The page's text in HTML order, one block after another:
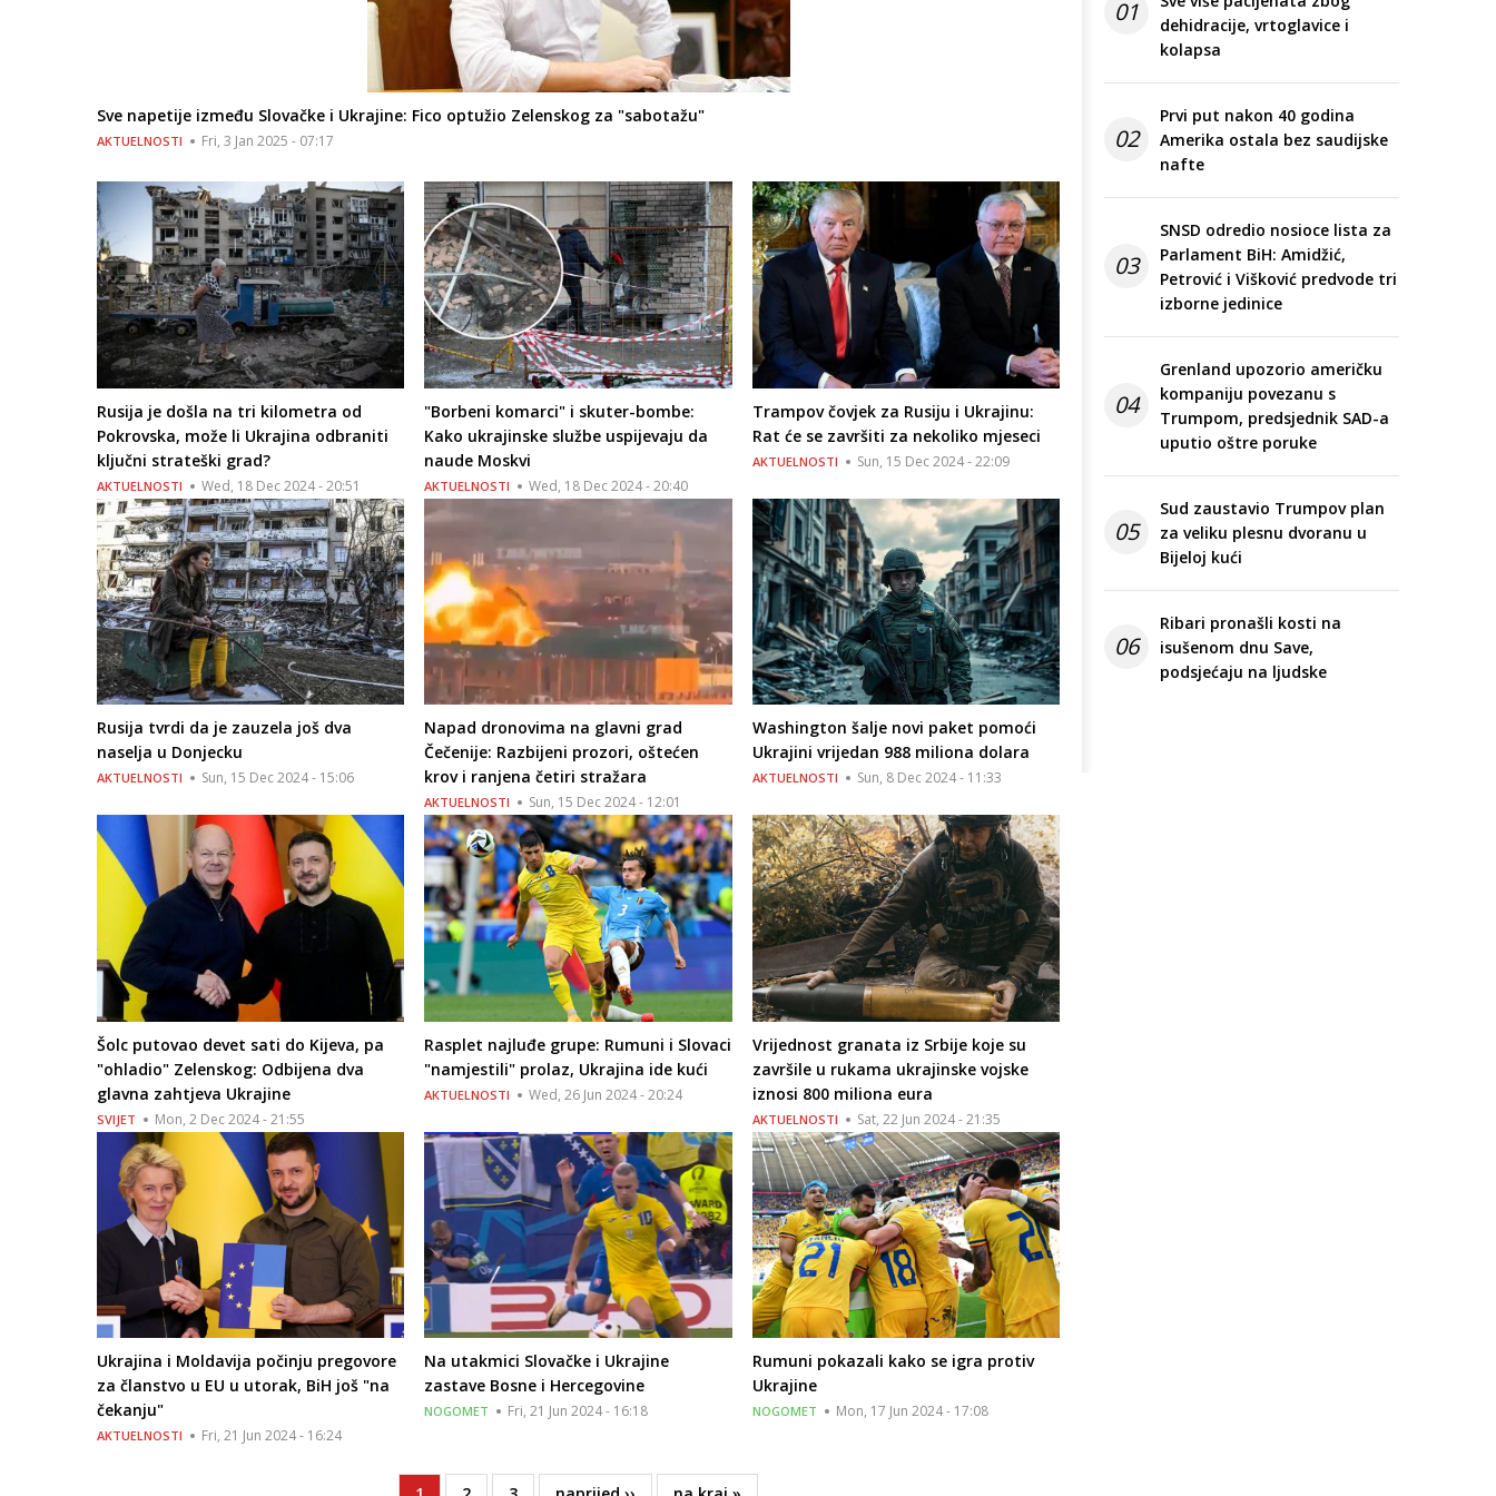
Sve napetije između Slovačke i Ukrajine: Fico optužio Zelenskog za "sabotažu"
AKTUELNOSTI Fri, 3 Jan 2025 - 07:17
Rusija je došla na tri kilometra od
Pokrovska, može li Ukrajina odbraniti
ključni strateški grad?
AKTUELNOSTI Wed, 18 Dec 2024 - 20:51
"Borbeni komarci" i skuter-bombe:
Kako ukrajinske službe uspijevaju da
naude Moskvi
AKTUELNOSTI Wed, 18 Dec 2024 - 20:40
Trampov čovjek za Rusiju i Ukrajinu:
Rat će se završiti za nekoliko mjeseci
AKTUELNOSTI Sun, 15 Dec 2024 - 22:09
Rusija tvrdi da je zauzela još dva
naselja u Donjecku
AKTUELNOSTI Sun, 15 Dec 2024 - 15:06
Napad dronovima na glavni grad
Čečenije: Razbijeni prozori, oštećen
krov i ranjena četiri stražara
AKTUELNOSTI Sun, 15 Dec 2024 - 12:01
Washington šalje novi paket pomoći
Ukrajini vrijedan 988 miliona dolara
AKTUELNOSTI Sun, 8 Dec 2024 - 11:33
Šolc putovao devet sati do Kijeva, pa
"ohladio" Zelenskog: Odbijena dva
glavna zahtjeva Ukrajine
SVIJET Mon, 2 Dec 2024 - 21:55
Rasplet najluđe grupe: Rumuni i Slovaci
"namjestili" prolaz, Ukrajina ide kući
AKTUELNOSTI Wed, 26 Jun 2024 - 20:24
Vrijednost granata iz Srbije koje su
završile u rukama ukrajinske vojske
iznosi 800 miliona eura
AKTUELNOSTI Sat, 22 Jun 2024 - 21:35
Ukrajina i Moldavija počinju pregovore
za članstvo u EU u utorak, BiH još "na
čekanju"
AKTUELNOSTI Fri, 21 Jun 2024 - 16:24
Na utakmici Slovačke i Ukrajine
zastave Bosne i Hercegovine
NOGOMET Fri, 21 Jun 2024 - 16:18
Rumuni pokazali kako se igra protiv
Ukrajine
NOGOMET Mon, 17 Jun 2024 - 17:08
01
dehidracije, vrtoglavice i
kolapsa
02
Prvi put nakon 40 godina
Amerika ostala bez saudijske
nafte
03
SNSD odredio nosioce lista za
Parlament BiH: Amidžić,
Petrović i Višković predvode tri
izborne jedinice
04
Grenland upozorio američku
kompaniju povezanu s
Trumpom, predsjednik SAD-a
uputio oštre poruke
05
Sud zaustavio Trumpov plan
za veliku plesnu dvoranu u
Bijeloj kući
06
Ribari pronašli kosti na
isušenom dnu Save,
podsjećaju na ljudske